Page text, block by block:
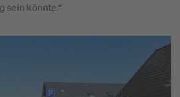
sein könnte.“